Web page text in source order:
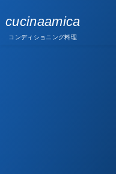
cucinaamica
コンディショニング料理